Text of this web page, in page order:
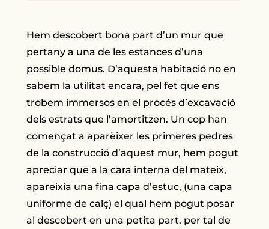
Hem descobert bona part d’un mur que
pertany a una de les estances d’una
possible domus. D’aquesta habitació no en
sabem la utilitat encara, pel fet que ens
trobem immersos en el procés d’excavació
dels estrats que l’amortitzen. Un cop han
començat a aparèixer les primeres pedres
de la construcció d’aquest mur, hem pogut
apreciar que a la cara interna del mateix,
apareixia una fina capa d’estuc, (una capa
uniforme de calç) el qual hem pogut posar
al descobert en una petita part, per tal de